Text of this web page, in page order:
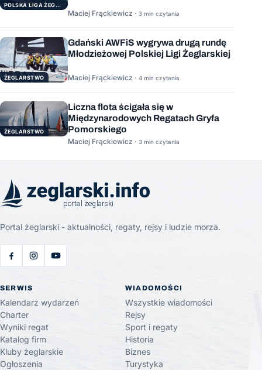
POLSKA LIGA ŻEGLARSKA
Maciej Frąckiewicz · 3 min czytania
ŻEGLARSTWO
Gdański AWFiS wygrywa drugą rundę
Młodzieżowej Polskiej Ligi Żeglarskiej
Maciej Frąckiewicz · 4 min czytania
ŻEGLARSTWO
Liczna flota ścigała się w
Międzynarodowych Regatach Gryfa
Pomorskiego
Maciej Frąckiewicz · 3 min czytania
Portal żeglarski - aktualności, regaty, rejsy i ludzie morza.
SERWIS
Kalendarz wydarzeń
Charter
Wyniki regat
Katalog firm
Kluby żeglarskie
Ogłoszenia
WIADOMOŚCI
Wszystkie wiadomości
Rejsy
Sport i regaty
Historia
Biznes
Turystyka